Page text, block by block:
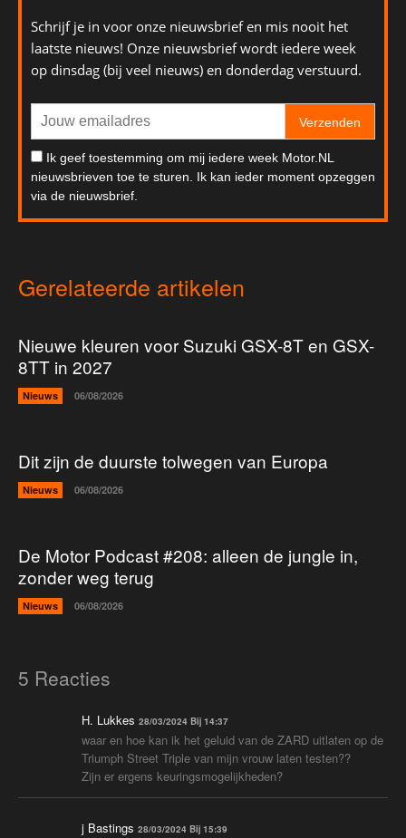
Schrijf je in voor onze nieuwsbrief en mis nooit het
laatste nieuws! Onze nieuwsbrief wordt iedere week
op dinsdag (bij veel nieuws) en donderdag verstuurd.
Verzenden
Ik geef toestemming om mij iedere week Motor.NL
nieuwsbrieven toe te sturen. Ik kan ieder moment opzeggen
via de nieuwsbrief.
Gerelateerde artikelen
Nieuwe kleuren voor Suzuki GSX-8T en GSX-
8TT in 2027
Nieuws 06/08/2026
Dit zijn de duurste tolwegen van Europa
Nieuws 06/08/2026
De Motor Podcast #208: alleen de jungle in,
zonder weg terug
Nieuws 06/08/2026
5 Reacties
H. Lukkes 28/03/2024 Bij 14:37
waar en hoe kan ik het geluid van de ZARD uitlaten op de
Triumph Street Triple van mijn vrouw laten testen??
Zijn er ergens keuringsmogelijkheden?
j Bastings 28/03/2024 Bij 15:39